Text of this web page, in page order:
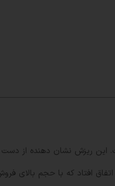
اندازه 0.16 دلار با نوسان 11 درصدی در طول روز شکل گرفت. این